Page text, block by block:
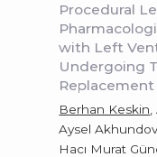
Procedural
with Left
Undergoing
Replacement
Berhan Keskin
Aysel
Hacı Murat